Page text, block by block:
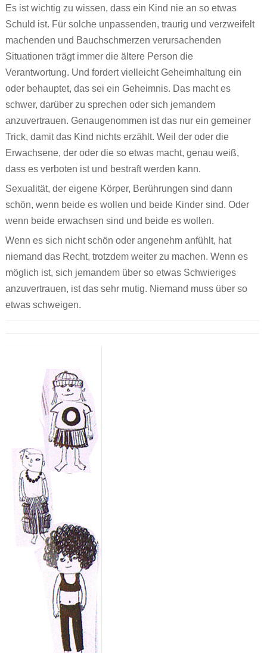
Es ist wichtig zu wissen, dass ein Kind nie an so etwas
Schuld ist. Für solche unpassenden, traurig und verzweifelt
machenden und Bauchschmerzen verursachenden
Situationen trägt immer die ältere Person die
Verantwortung. Und fordert vielleicht Geheimhaltung ein
oder behauptet, das sei ein Geheimnis. Das macht es
schwer, darüber zu sprechen oder sich jemandem
anzuvertrauen. Genaugenommen ist das nur ein gemeiner
Trick, damit das Kind nichts erzählt. Weil der oder die
Erwachsene, der oder die so etwas macht, genau weiß,
dass es verboten ist und bestraft werden kann.
Sexualität, der eigene Körper, Berührungen sind dann
schön, wenn beide es wollen und beide Kinder sind. Oder
wenn beide erwachsen sind und beide es wollen.
Wenn es sich nicht schön oder angenehm anfühlt, hat
niemand das Recht, trotzdem weiter zu machen. Wenn es
möglich ist, sich jemandem über so etwas Schwieriges
anzuvertrauen, ist das sehr mutig. Niemand muss über so
etwas schweigen.